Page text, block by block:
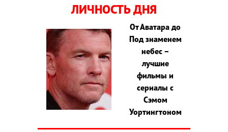
ЛИЧНОСТЬ ДНЯ
От Аватара до
Под знаменем
небес –
лучшие
фильмы и
сериалы с
Сэмом
Уортингтоном